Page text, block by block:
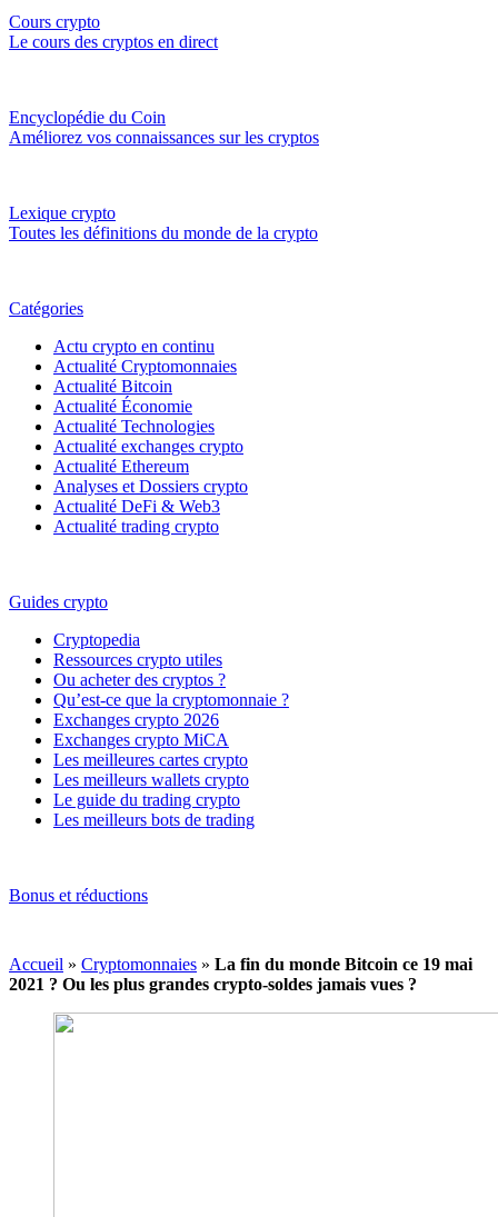
Cours crypto
Le cours des cryptos en direct
Encyclopédie du Coin
Améliorez vos connaissances sur les cryptos
Lexique crypto
Toutes les définitions du monde de la crypto
Catégories
Actu crypto en continu
Actualité Cryptomonnaies
Actualité Bitcoin
Actualité Économie
Actualité Technologies
Actualité exchanges crypto
Actualité Ethereum
Analyses et Dossiers crypto
Actualité DeFi & Web3
Actualité trading crypto
Guides crypto
Cryptopedia
Ressources crypto utiles
Ou acheter des cryptos ?
Qu’est-ce que la cryptomonnaie ?
Exchanges crypto 2026
Exchanges crypto MiCA
Les meilleures cartes crypto
Les meilleurs wallets crypto
Le guide du trading crypto
Les meilleurs bots de trading
Bonus et réductions
Accueil » Cryptomonnaies » La fin du monde Bitcoin ce 19 mai
2021 ? Ou les plus grandes crypto-soldes jamais vues ?